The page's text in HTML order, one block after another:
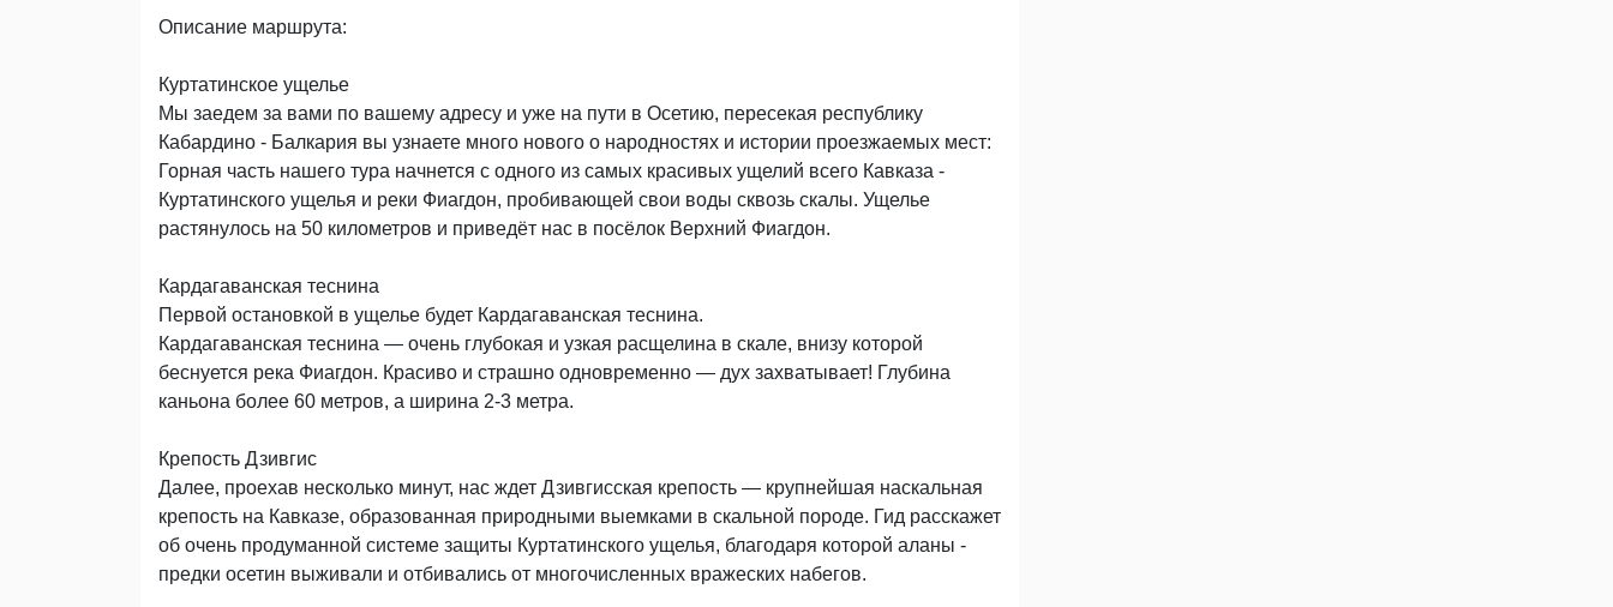
Описание маршрута:
Куртатинское ущелье
Мы заедем за вами по вашему адресу и уже на пути в Осетию, пересекая республику
Кабардино - Балкария вы узнаете много нового о народностях и истории проезжаемых мест:
Горная часть нашего тура начнется с одного из самых красивых ущелий всего Кавказа -
Куртатинского ущелья и реки Фиагдон, пробивающей свои воды сквозь скалы. Ущелье
растянулось на 50 километров и приведёт нас в посёлок Верхний Фиагдон.
Кардагаванская теснина
Первой остановкой в ущелье будет Кардагаванская теснина.
Кардагаванская теснина — очень глубокая и узкая расщелина в скале, внизу которой
беснуется река Фиагдон. Красиво и страшно одновременно — дух захватывает! Глубина
каньона более 60 метров, а ширина 2-3 метра.
Крепость Дзивгис
Далее, проехав несколько минут, нас ждет Дзивгисская крепость — крупнейшая наскальная
крепость на Кавказе, образованная природными выемками в скальной породе. Гид расскажет
об очень продуманной системе защиты Куртатинского ущелья, благодаря которой аланы -
предки осетин выживали и отбивались от многочисленных вражеских набегов.